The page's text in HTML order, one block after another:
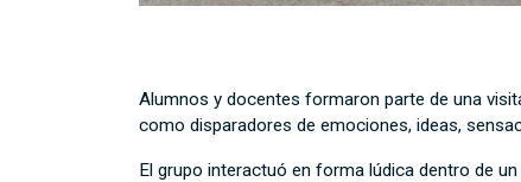
Alumnos y docentes formaron parte de una
como disparadores de emociones, ideas,
El grupo interactuó en forma lúdica dentro de